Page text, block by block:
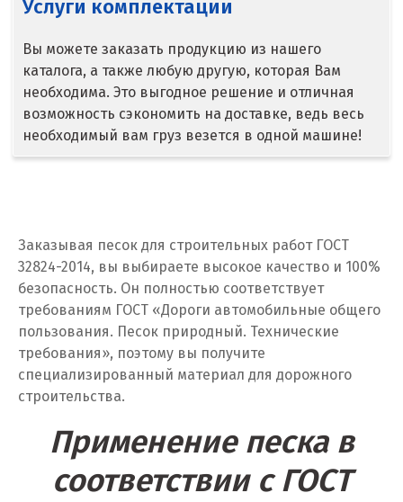
Воскресенск
Дегтярск
Дмитров
Домодедово
Е
Егорьевск
Екатеринбург
Еленинка
Услуги комплектации
Вы можете заказать продукцию из нашего
каталога, а также любую другую, которая Вам
необходима. Это выгодное решение и отличная
возможность сэкономить на доставке, ведь весь
необходимый вам груз везется в одной машине!
Заказывая песок для строительных работ ГОСТ
32824-2014, вы выбираете высокое качество и 100%
безопасность. Он полностью соответствует
требованиям ГОСТ «Дороги автомобильные общего
пользования. Песок природный. Технические
требования», поэтому вы получите
специализированный материал для дорожного
строительства.
Применение песка в
соответствии с ГОСТ